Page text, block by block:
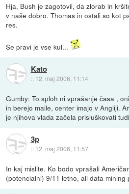
Hja, Bush je zagotovil, da zlorab in
v naše dobro. Thomas in ostali so kot
res.
Se pravi je vse kul...
Kato
:: 12. maj 2006, 11:14
Gumby: To sploh ni vprašanje časa ,
in berejo maile, center imajo v Angliji.
je njihova vlada začela prisluškovati
3p
:: 12. maj 2006, 11:57
In kaj mislite. Ko bodo vprašali
(potencialni) 9/11 letno, ali data mining